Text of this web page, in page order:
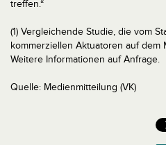
treffen.“
(1) Vergleichende Studie, die vom
kommerziellen Aktuatoren auf
Weitere Informationen auf Anfrage.
Quelle: Medienmitteilung (VK)